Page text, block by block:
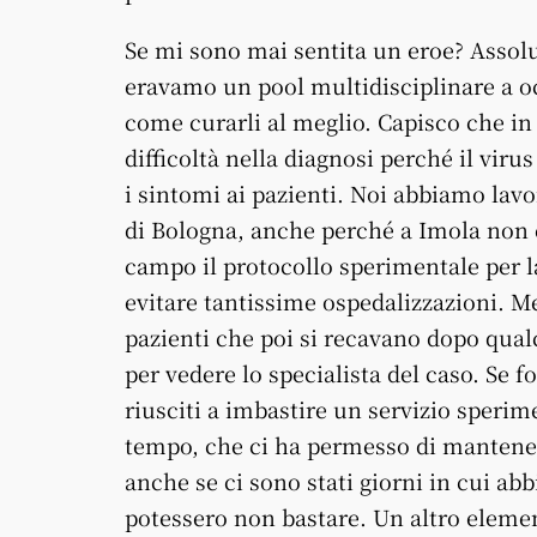
Se mi sono mai sentita un eroe?
eravamo un pool multidisciplinare a
come curarli al meglio. Capisco che
difficoltà nella diagnosi perché il
i sintomi ai pazienti. Noi abbiamo
di Bologna, anche perché a Imola
campo il protocollo sperimentale per
evitare tantissime ospedalizzazioni.
pazienti che poi si recavano dopo
per vedere lo specialista del caso. Se
riusciti a imbastire un servizio
tempo, che ci ha permesso di
anche se ci sono stati giorni in cui
potessero non bastare. Un altro